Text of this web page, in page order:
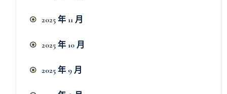
2025 年 11 月
2025 年 10 月
2025 年 9 月